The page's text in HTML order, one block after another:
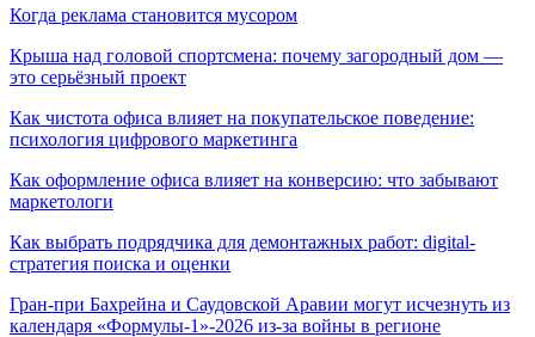
Когда реклама становится мусором
Крыша над головой спортсмена: почему загородный дом —
это серьёзный проект
Как чистота офиса влияет на покупательское поведение:
психология цифрового маркетинга
Как оформление офиса влияет на конверсию: что забывают
маркетологи
Как выбрать подрядчика для демонтажных работ: digital-
стратегия поиска и оценки
Гран-при Бахрейна и Саудовской Аравии могут исчезнуть из
календаря «Формулы-1»-2026 из-за войны в регионе